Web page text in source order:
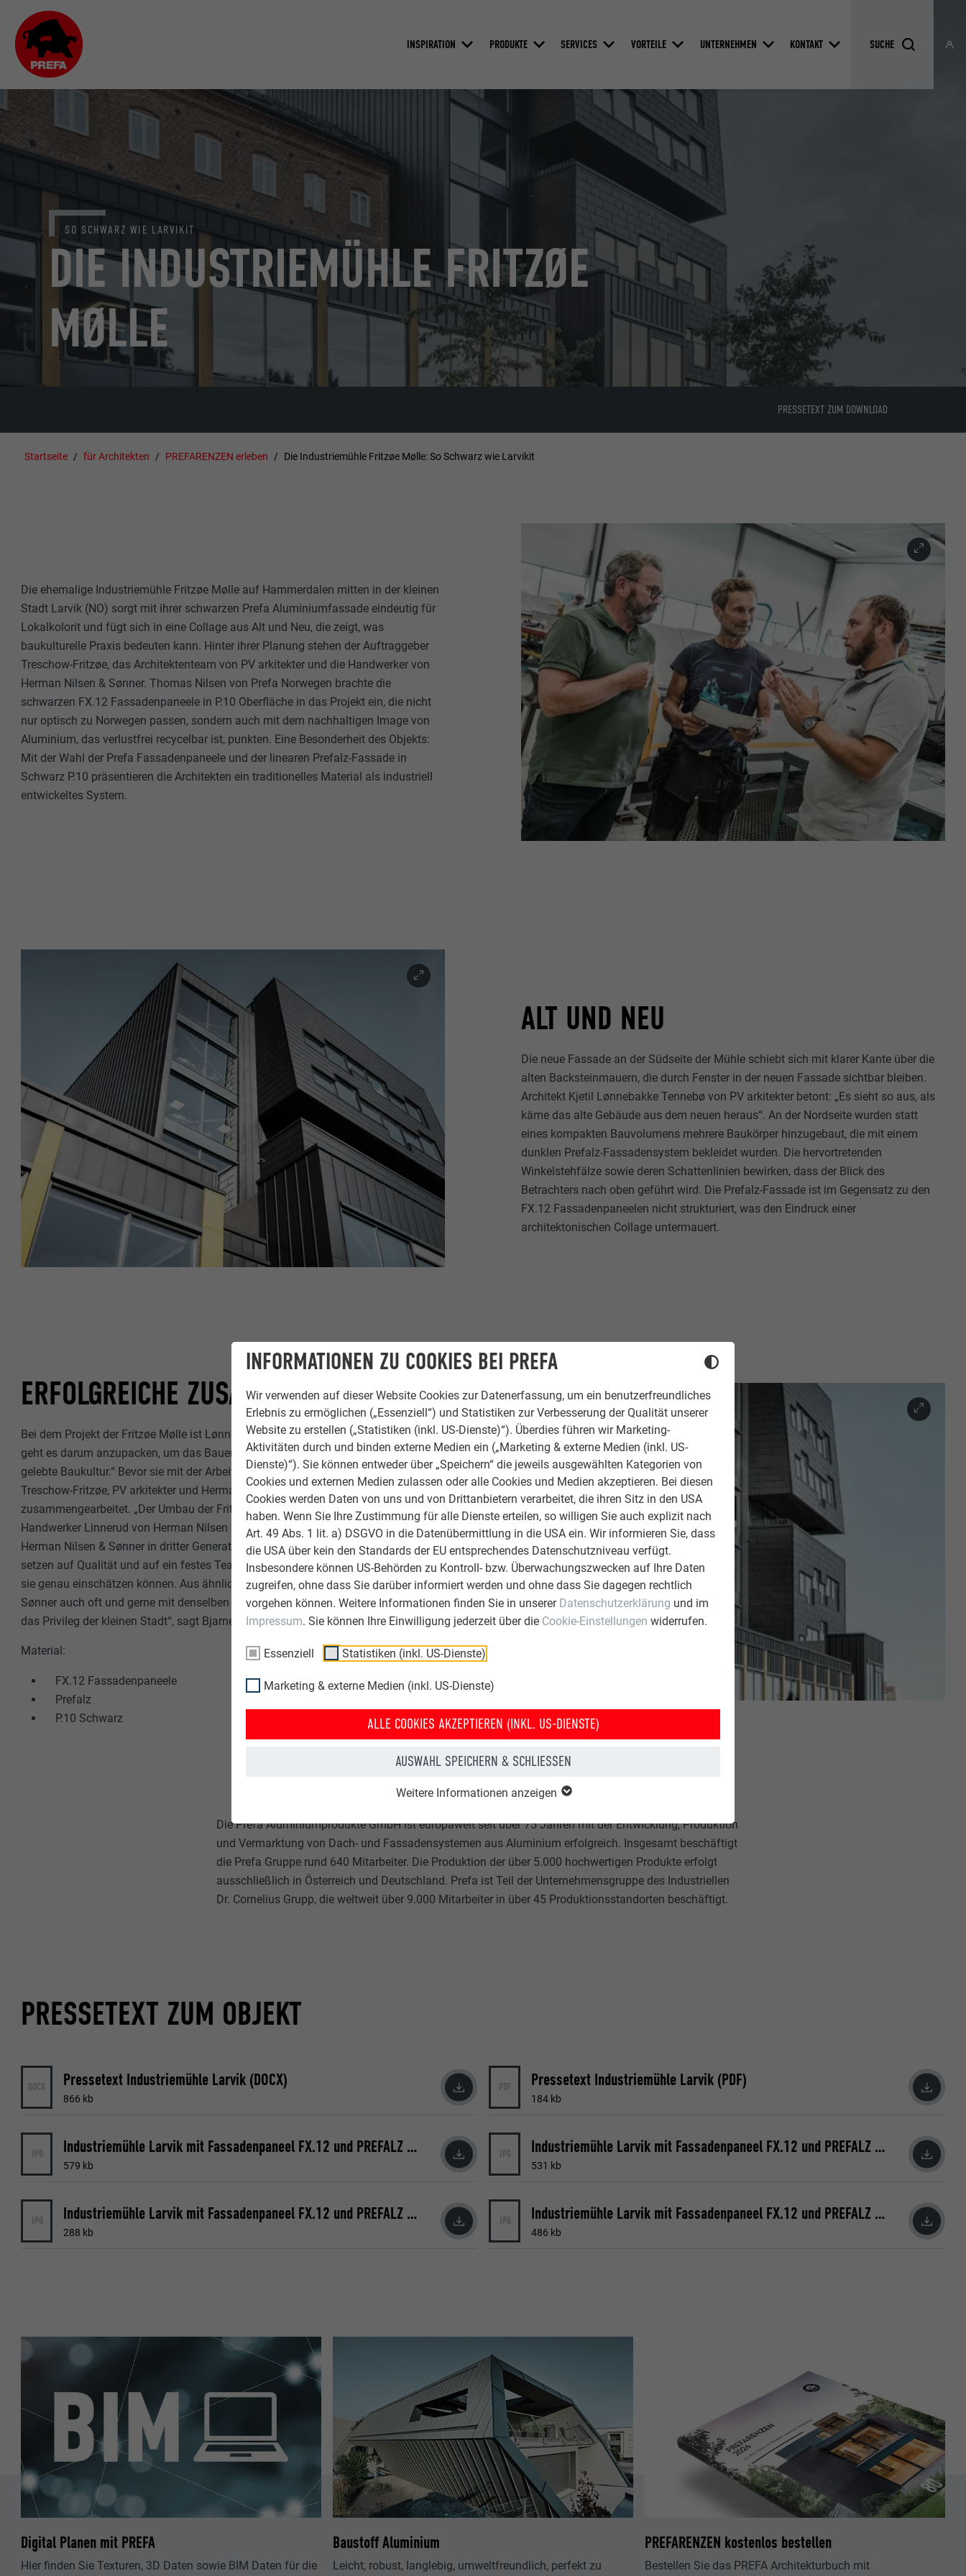
INFORMATIONEN ZU COOKIES BEI PREFA
Wir verwenden auf dieser Website Cookies zur Datenerfassung, um ein benutzerfreundliches
Erlebnis zu ermöglichen („Essenziell“) und Statistiken zur Verbesserung der Qualität unserer
Website zu erstellen („Statistiken (inkl. US-Dienste)“). Überdies führen wir Marketing-
Aktivitäten durch und binden externe Medien ein („Marketing & externe Medien (inkl. US-
Dienste)“). Sie können entweder über „Speichern“ die jeweils ausgewählten Kategorien von
Cookies und externen Medien zulassen oder alle Cookies und Medien akzeptieren. Bei diesen
Cookies werden Daten von uns und von Drittanbietern verarbeitet, die ihren Sitz in den USA
haben. Wenn Sie Ihre Zustimmung für alle Dienste erteilen, so willigen Sie auch explizit nach
Art. 49 Abs. 1 lit. a) DSGVO in die Datenübermittlung in die USA ein. Wir informieren Sie, dass
die USA über kein den Standards der EU entsprechendes Datenschutzniveau verfügt.
Insbesondere können US-Behörden zu Kontroll- bzw. Überwachungszwecken auf Ihre Daten
zugreifen, ohne dass Sie darüber informiert werden und ohne dass Sie dagegen rechtlich
vorgehen können. Weitere Informationen finden Sie in unserer Datenschutzerklärung und im
Impressum. Sie können Ihre Einwilligung jederzeit über die Cookie-Einstellungen widerrufen.
Essenziell Statistiken (inkl. US-Dienste)
Marketing & externe Medien (inkl. US-Dienste)
ALLE COOKIES AKZEPTIEREN (INKL. US-DIENSTE)
AUSWAHL SPEICHERN & SCHLIESSEN
Weitere Informationen anzeigen
INSPIRATION PRODUKTE SERVICES VORTEILE UNTERNEHMEN KONTAKT
DIE INDUSTRIEMÜHLE FRITZØE
MØLLE
SO SCHWARZ WIE LARVIKIT
PRESSETEXT ZUM DOWNLOAD
Startseite für Architekten PREFARENZEN erleben Die Industriemühle Fritzøe Mølle: So Schwarz wie Larvikit
Die ehemalige Industriemühle Fritzøe Mølle auf Hammerdalen mitten in der kleinen
Stadt Larvik (NO) sorgt mit ihrer schwarzen Prefa Aluminiumfassade eindeutig für
Lokalkolorit und fügt sich in eine Collage aus Alt und Neu, die zeigt, was
baukulturelle Praxis bedeuten kann. Hinter ihrer Planung stehen der Auftraggeber
Treschow-Fritzøe, das Architektenteam von PV arkitekter und die Handwerker von
Herman Nilsen & Sønner. Thomas Nilsen von Prefa Norwegen brachte die
schwarzen FX.12 Fassadenpaneele in P.10 Oberfläche in das Projekt ein, die nicht
nur optisch zu Norwegen passen, sondern auch mit dem nachhaltigen Image von
Aluminium, das verlustfrei recycelbar ist, punkten. Eine Besonderheit des Objekts:
Mit der Wahl der Prefa Fassadenpaneele und der linearen Prefalz-Fassade in
Schwarz P.10 präsentieren die Architekten ein traditionelles Material als industriell
entwickeltes System.
ALT UND NEU
Die neue Fassade an der Südseite der Mühle schiebt sich mit klarer Kante über die
alten Backsteinmauern, die durch Fenster in der neuen Fassade sichtbar bleiben.
Architekt Kjetil Lønnebakke Tennebø von PV arkitekter betont: „Es sieht so aus, als
käme das alte Gebäude aus dem neuen heraus“. An der Nordseite wurden statt
eines kompakten Bauvolumens mehrere Baukörper hinzugebaut, die mit einem
dunklen Prefalz-Fassadensystem bekleidet wurden. Die hervortretenden
Winkelstehfälze sowie deren Schattenlinien bewirken, dass der Blick des
Betrachters nach oben geführt wird. Die Prefalz-Fassade ist im Gegensatz zu den
FX.12 Fassadenpaneelen nicht strukturiert, was den Eindruck einer
architektonischen Collage untermauert.
ERFOLGREICHE ZUSAMMENARBEIT
Bei dem Projekt der Fritzøe Mølle ist Lønnebakke Tennebø Folgendes wichtig: „Da
geht es darum anzupacken, um das Bauen für die eigene Stadt und um langfristig
gelebte Baukultur.“ Bevor sie mit der Arbeit an der Mühle begannen, hatten
Treschow-Fritzøe, PV arkitekter und Herman Nilsen & Sønner bereits mehrfach
zusammengearbeitet. „Der Umbau der Fritzøe Mølle ist spektakulär“, wie
Handwerker Linnerud von Herman Nilsen & Sønner betont. Er führt die Firma
Herman Nilsen & Sønner in dritter Generation gemeinsam mit seinem Bruder. Sie
setzen auf Qualität und auf ein festes Team von Handwerkern, deren Fähigkeiten
sie genau einschätzen können. Aus ähnlichen Gründen bauen Herman Nilsen &
Sønner auch oft und gerne mit denselben Architekten und Auftraggebern. „Das wäre
das Privileg der kleinen Stadt“, sagt Bjarne Linnerud.
Material:
FX.12 Fassadenpaneele
Prefalz
P.10 Schwarz
Die Prefa Aluminiumprodukte GmbH ist europaweit seit über 75 Jahren mit der Entwicklung, Produktion
und Vermarktung von Dach- und Fassadensystemen aus Aluminium erfolgreich. Insgesamt beschäftigt
die Prefa Gruppe rund 640 Mitarbeiter. Die Produktion der über 5.000 hochwertigen Produkte erfolgt
ausschließlich in Österreich und Deutschland. Prefa ist Teil der Unternehmensgruppe des Industriellen
Dr. Cornelius Grupp, die weltweit über 9.000 Mitarbeiter in über 45 Produktionsstandorten beschäftigt.
PRESSETEXT ZUM OBJEKT
DOCX Pressetext Industriemühle Larvik (DOCX)
866 kb
PDF Pressetext Industriemühle Larvik (PDF)
184 kb
JPG Industriemühle Larvik mit Fassadenpaneel FX.12 und PREFALZ (JPG) © Croce & Wir
579 kb
JPG Industriemühle Larvik mit Fassadenpaneel FX.12 und PREFALZ (JPG) © Croce & Wir
531 kb
JPG Industriemühle Larvik mit Fassadenpaneel FX.12 und PREFALZ (JPG) © Croce & Wir
288 kb
JPG Industriemühle Larvik mit Fassadenpaneel FX.12 und PREFALZ (JPG) © Croce & Wir
486 kb
Digital Planen mit PREFA
Hier finden Sie Texturen, 3D Daten sowie BIM Daten für die
Baustoff Aluminium
Leicht, robust, langlebig, umweltfreundlich, perfekt zu
PREFARENZEN kostenlos bestellen
Bestellen Sie das PREFA Architekturbuch mit